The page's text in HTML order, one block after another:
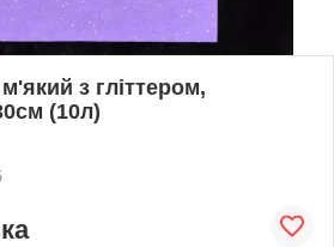
з гліттером,
(10л)